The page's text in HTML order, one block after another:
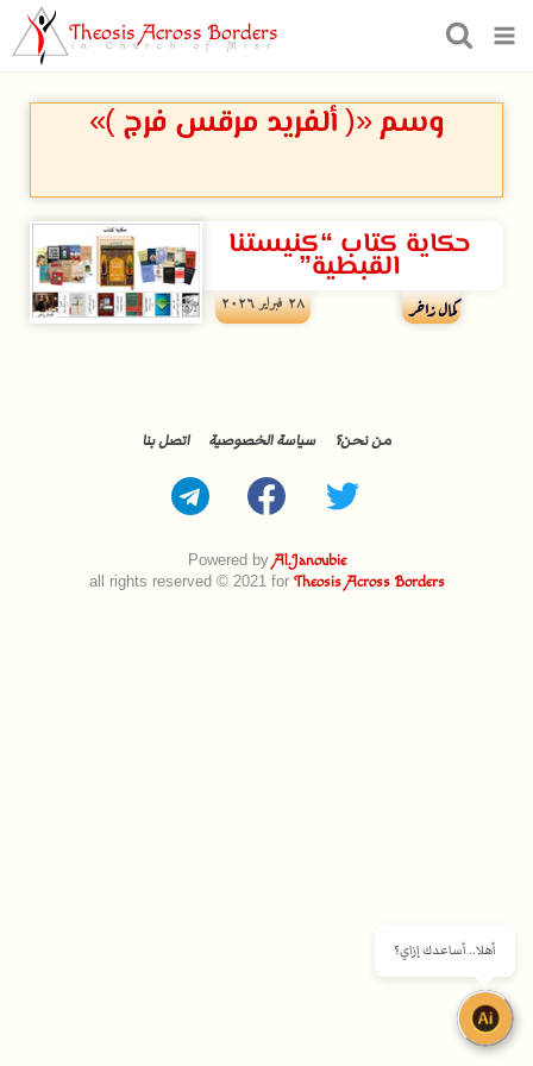
Theosis Across Borders
in Church of Misr
وسم «( ألفريد مرقس فرج )»
حكاية كتاب “كنيستنا
القبطية”
كمال زاخر ۲۸ فبراير ۲۰۲٦
Powered by Al.Janoubie
all rights reserved © 2021 for Theosis Across Borders
من نحن؟ سياسة الخصوصية اتصل بنا
أهلا.. أساعدك إزاي؟